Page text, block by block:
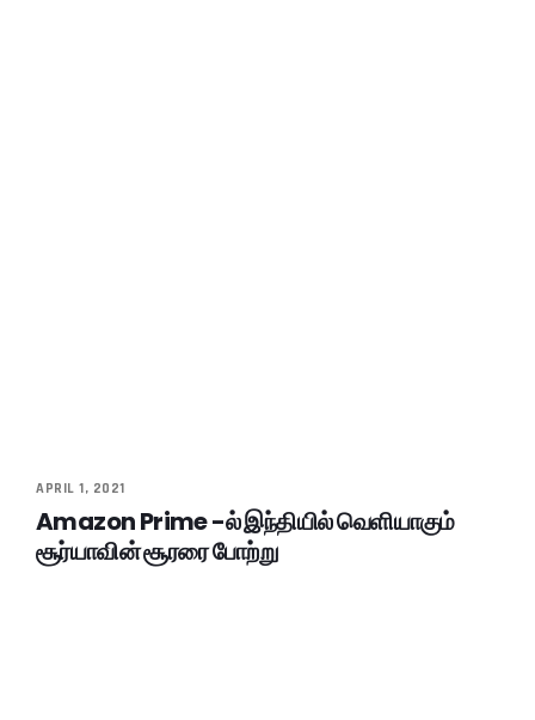
APRIL 1, 2021
Amazon Prime -ல் இந்தியில் வெளியாகும்
சூர்யாவின் சூரரை போற்று